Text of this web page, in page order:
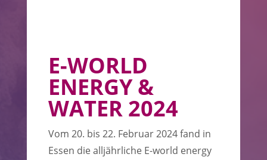
E-WORLD
ENERGY &
WATER 2024
Vom 20. bis 22. Februar 2024 fand in
Essen die alljährliche E-world energy